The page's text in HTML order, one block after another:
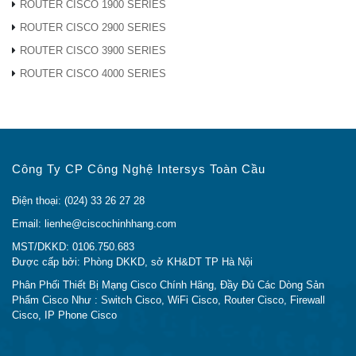
chúng đến điện thoại trên các cổng, nơi chúng được
Ví dụ: khả năng VLAN thoại tự động cho phép bạn
nhận được âm quay số ngay lập tức.CBS350-8P-E-
số VLAN và QoS phù hợp để ưu tiên lưu lượng thoại.
ROUTER CISCO 1900 SERIES
ROUTER CISCO 2900 SERIES
ROUTER CISCO 3900 SERIES
ROUTER CISCO 4000 SERIES
Công Ty CP Công Nghệ Intersys Toàn Cầu
Điện thoại: (024) 33 26 27 28
Email: lienhe@ciscochinhhang.com
MST/DKKD: 0106.750.683
Được cấp bởi: Phòng DKKD, sở KH&DT TP Hà Nội
Phân Phối Thiết Bị Mạng Cisco Chính Hãng, Đầy Đủ Các Dòng Sản
Phẩm Cisco Như : Switch Cisco, WiFi Cisco, Router Cisco, Firewall
Cisco, IP Phone Cisco